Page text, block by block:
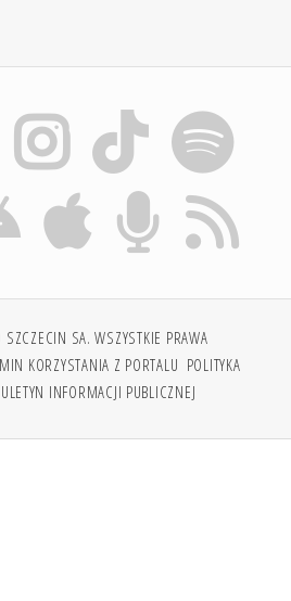
SA. WSZYSTKIE PRAWA
KORZYSTANIA Z PORTALU POLITYKA
INFORMACJI PUBLICZNEJ